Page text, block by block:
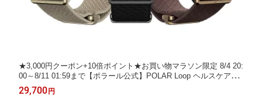
★3,000円クーポン+10倍ポイント★お買い物マラソン限定 8/4 20:
00～8/11 01:59まで【ポラール公式】POLAR Loop ヘルスケアバ
ンド スクリーンレス スマートバンド iPhone/Android対応【日本
29,700 円